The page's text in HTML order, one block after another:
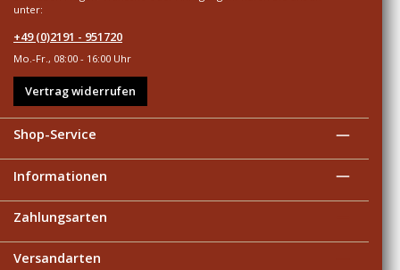
unter:
+49 (0)2191 - 951720
Mo.-Fr., 08:00 - 16:00 Uhr
Vertrag widerrufen
Shop-Service
Informationen
Zahlungsarten
Versandarten